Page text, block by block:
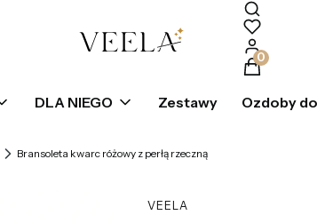
Produkty
DLA NIEGO Zestawy Ozdoby
Bransoleta kwarc różowy z perłą rzeczną
VEELA